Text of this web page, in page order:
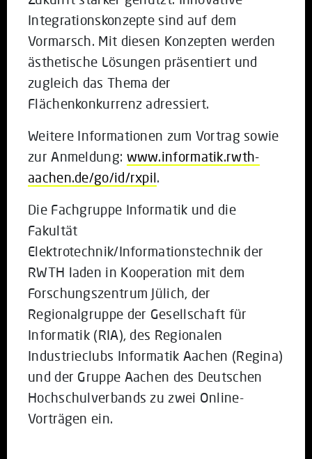
Integrationskonzepte sind auf dem
Vormarsch. Mit diesen Konzepten werden
ästhetische Lösungen präsentiert und
zugleich das Thema der
Flächenkonkurrenz adressiert.
Weitere Informationen zum Vortrag sowie
zur Anmeldung: www.informatik.rwth-
aachen.de/go/id/rxpil.
Die Fachgruppe Informatik und die
Fakultät
Elektrotechnik/Informationstechnik der
RWTH laden in Kooperation mit dem
Forschungszentrum Jülich, der
Regionalgruppe der Gesellschaft für
Informatik (RIA), des Regionalen
Industrieclubs Informatik Aachen (Regina)
und der Gruppe Aachen des Deutschen
Hochschulverbands zu zwei Online-
Vorträgen ein.